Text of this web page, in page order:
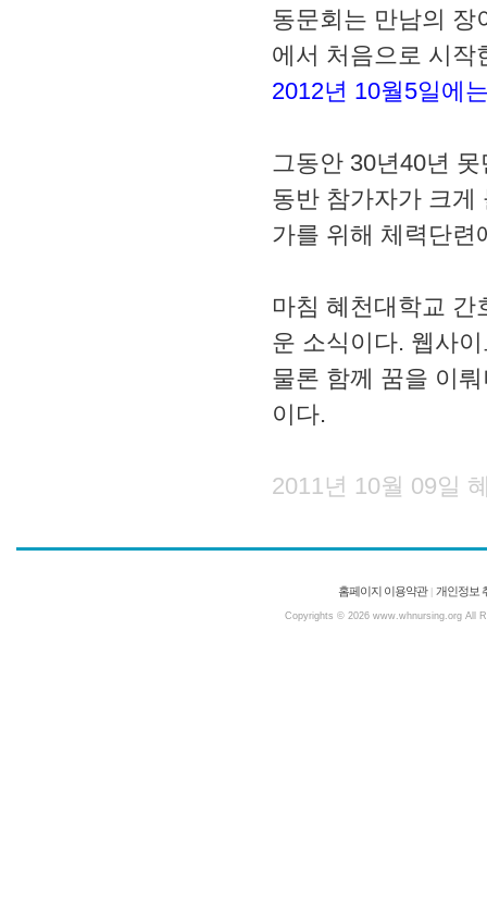
동문회는 만남의 장
에서 처음으로 시작
2012년 10월5일에
그동안 30년40년
동반 참가자가 크게
가를 위해 체력단련
마침 혜천대학교
운 소식이다. 웹사
물론 함께 꿈을 이
이다.
2011년 10월 09일
홈페이지 이용약관 개인정보
Copyrights © 2026 www.whnursing.org All